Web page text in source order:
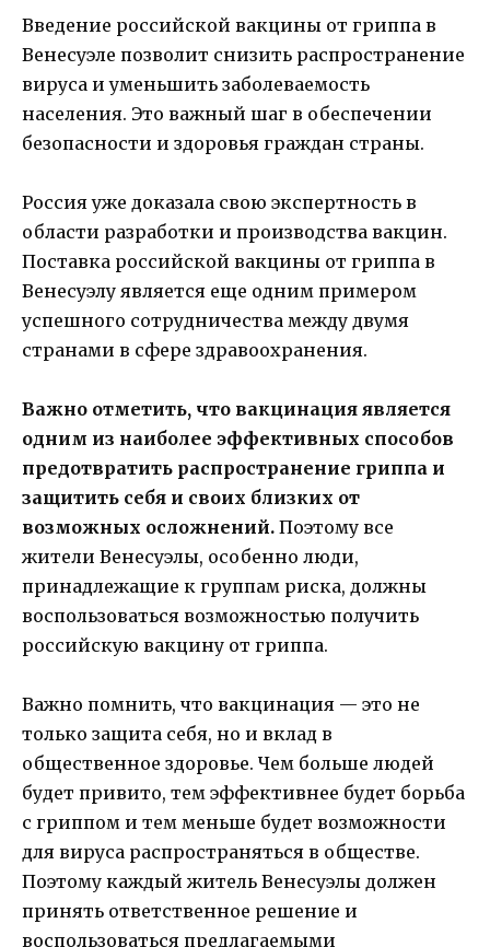
Введение российской вакцины от гриппа в
Венесуэле позволит снизить распространение
вируса и уменьшить заболеваемость
населения. Это важный шаг в обеспечении
безопасности и здоровья граждан страны.
Россия уже доказала свою экспертность в
области разработки и производства вакцин.
Поставка российской вакцины от гриппа в
Венесуэлу является еще одним примером
успешного сотрудничества между двумя
странами в сфере здравоохранения.
Важно отметить, что вакцинация является
одним из наиболее эффективных способов
предотвратить распространение гриппа и
защитить себя и своих близких от
возможных осложнений. Поэтому все
жители Венесуэлы, особенно люди,
принадлежащие к группам риска, должны
воспользоваться возможностью получить
российскую вакцину от гриппа.
Важно помнить, что вакцинация — это не
только защита себя, но и вклад в
общественное здоровье. Чем больше людей
будет привито, тем эффективнее будет борьба
с гриппом и тем меньше будет возможности
для вируса распространяться в обществе.
Поэтому каждый житель Венесуэлы должен
принять ответственное решение и
воспользоваться предлагаемыми